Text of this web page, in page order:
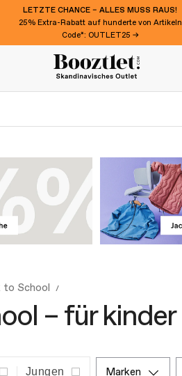
LETZTE CHANCE – ALLES MUSS RAUS!
25% Extra-Rabatt auf hunderte von Artikeln
Code*: OUTLET25 →
to School
– für kinder
Jungen marken